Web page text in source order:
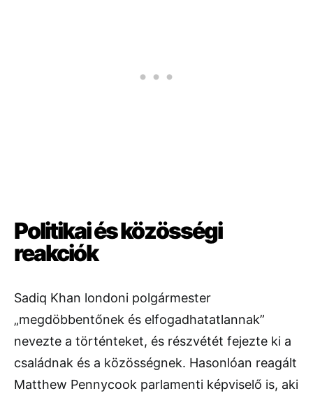
Politikai és közösségi
reakciók
Sadiq Khan londoni polgármester
„megdöbbentőnek és elfogadhatatlannak”
nevezte a történteket, és részvétét fejezte ki a
családnak és a közösségnek. Hasonlóan reagált
Matthew Pennycook parlamenti képviselő is, aki